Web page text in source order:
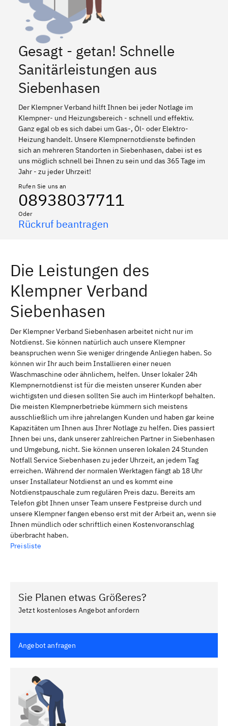
Gesagt - getan! Schnelle
Sanitärleistungen aus
Siebenhasen
Der Klempner Verband hilft Ihnen bei jeder Notlage im
Klempner- und Heizungsbereich - schnell und effektiv.
Ganz egal ob es sich dabei um Gas-, Öl- oder Elektro-
Heizung handelt. Unsere Klempnernotdienste befinden
sich an mehreren Standorten in Siebenhasen, dabei ist es
uns möglich schnell bei Ihnen zu sein und das 365 Tage im
Jahr - zu jeder Uhrzeit!
Rufen Sie uns an
08938037711
Oder
Rückruf beantragen
Die Leistungen des
Klempner Verband
Siebenhasen
Der Klempner Verband Siebenhasen arbeitet nicht nur im
Notdienst. Sie können natürlich auch unsere Klempner
beanspruchen wenn Sie weniger dringende Anliegen haben. So
können wir Ihr auch beim Installieren einer neuen
Waschmaschine oder ähnlichem, helfen. Unser lokaler 24h
Klempnernotdienst ist für die meisten unserer Kunden aber
wichtigsten und diesen sollten Sie auch im Hinterkopf behalten.
Die meisten Klempnerbetriebe kümmern sich meistens
ausschließlich um ihre jahrelangen Kunden und haben gar keine
Kapazitäten um Ihnen aus Ihrer Notlage zu helfen. Dies passiert
Ihnen bei uns, dank unserer zahlreichen Partner in Siebenhasen
und Umgebung, nicht. Sie können unseren lokalen 24 Stunden
Notfall Service Siebenhasen zu jeder Uhrzeit, an jedem Tag
erreichen. Während der normalen Werktagen fängt ab 18 Uhr
unser Installateur Notdienst an und es kommt eine
Notdienstpauschale zum regulären Preis dazu. Bereits am
Telefon gibt Ihnen unser Team unsere Festpreise durch und
unsere Klempner fangen ebenso erst mit der Arbeit an, wenn sie
Ihnen mündlich oder schriftlich einen Kostenvoranschlag
überbracht haben.
Preisliste
Sie Planen etwas Größeres?
Jetzt kostenloses Angebot anfordern
Angebot anfragen